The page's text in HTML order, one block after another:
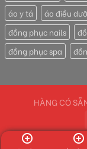
áo y tá
áo điều
đồng phục nails
đồng phục spa
HÀNG CÓ